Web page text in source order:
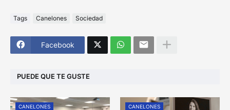
Tags Canelones Sociedad
Facebook
PUEDE QUE TE GUSTE
CANELONES CANELONES